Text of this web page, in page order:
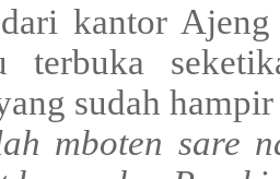
dari kantor
terbuka
sudah
mboten sare